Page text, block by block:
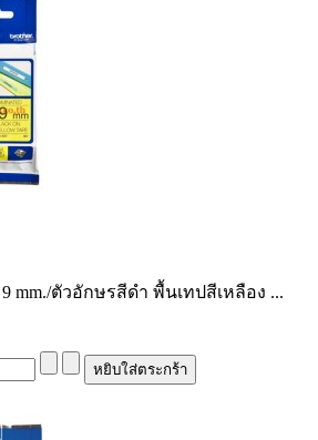
mm./ตัวอักษรสีดำ พื้นเทปสีเหลือง ...